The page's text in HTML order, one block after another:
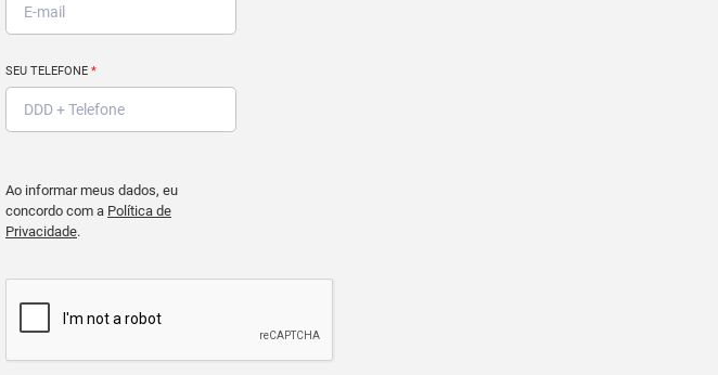
SEU TELEFONE *
Ao informar meus dados, eu
concordo com a Política de
Privacidade.